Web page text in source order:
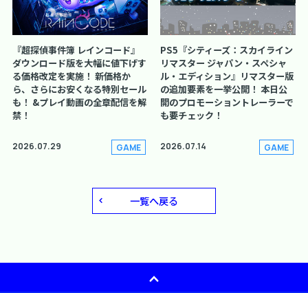
『超探偵事件簿 レインコード』
ダウンロード版を大幅に値下げす
る価格改定を実施！ 新価格か
ら、さらにお安くなる特別セール
も！ &プレイ動画の全章配信を解
禁！
2026.07.29 GAME
PS5『シティーズ：スカイライン
リマスター ジャパン・スペシャ
ル・エディション』リマスター版
の追加要素を一挙公開！ 本日公
開のプロモーショントレーラーで
も要チェック！
2026.07.14 GAME
一覧へ戻る